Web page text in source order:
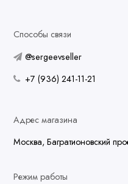
Способы связи
@sergeevseller
+7 (936) 241-11-21
Адрес магазина
Москва, Багратионовский
Режим работы